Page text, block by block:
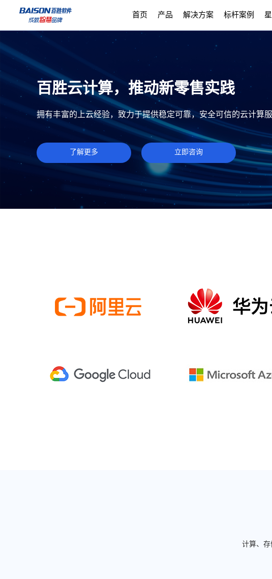
首页 产品 解决方案 标杆案例
百胜云计算，推动新零售实践
拥有丰富的上云经验，致力于提供稳定可靠，安全可信的云计算
了解更多 立即咨询
计算、